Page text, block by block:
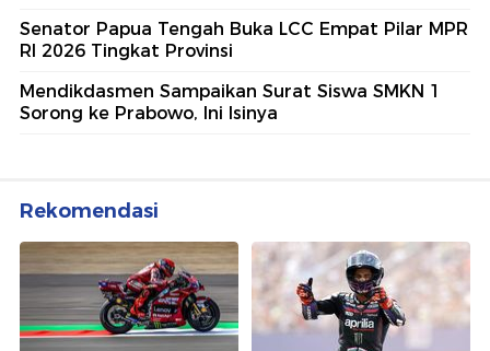
Senator Papua Tengah Buka LCC Empat Pilar MPR
RI 2026 Tingkat Provinsi
Mendikdasmen Sampaikan Surat Siswa SMKN 1
Sorong ke Prabowo, Ini Isinya
Rekomendasi